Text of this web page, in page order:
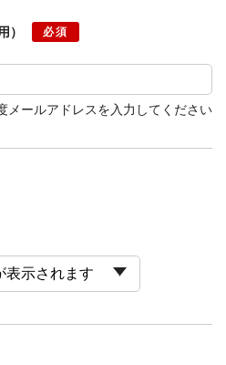
） 必須
メールアドレスを入力してください